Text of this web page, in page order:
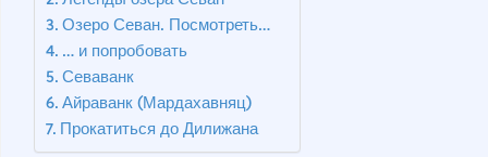
Озеро Севан. Посмотреть…
… и попробовать
Севаванк
Айраванк (Мардахавняц)
Прокатиться до Дилижана